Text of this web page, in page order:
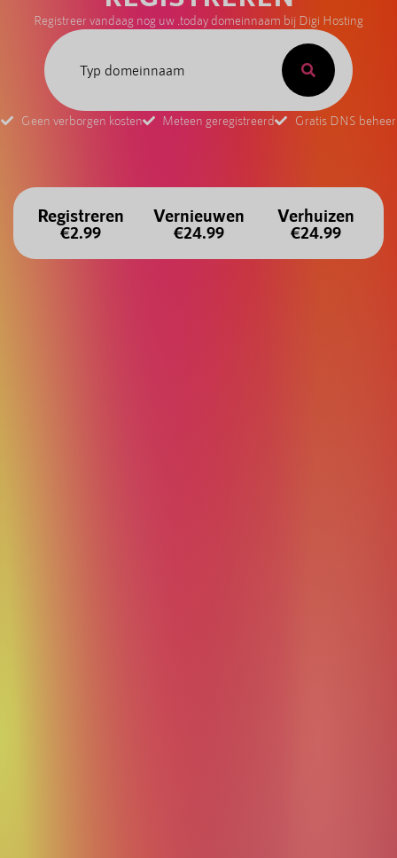
Registreer vandaag nog uw .today domeinnaam bij Digi Hosting
Geen verborgen kosten Meteen geregistreerd Gratis DNS beheer
Registreren
€2.99
Vernieuwen
€24.99
Verhuizen
€24.99